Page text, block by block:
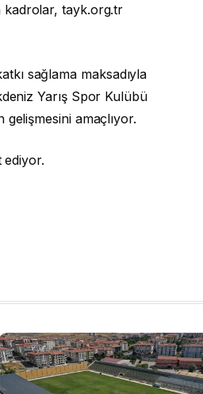
kadrolar, tayk.org.tr
sağlama maksadıyla
Yarış Spor Kulübü
amaçlıyor.
ediyor.